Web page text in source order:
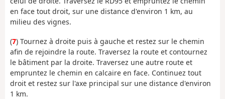
en face tout droit, sur une distance d'environ 1 km, au
milieu des vignes.
(7) Tournez à droite puis à gauche et restez sur le chemin
afin de rejoindre la route. Traversez la route et contournez
le bâtiment par la droite. Traversez une autre route et
empruntez le chemin en calcaire en face. Continuez tout
droit et restez sur l'axe principal sur une distance d'environ
1 km.